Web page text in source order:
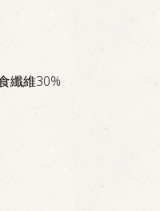
纖維30%